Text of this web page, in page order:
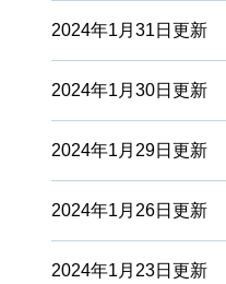
2024年1月31日更新
2024年1月30日更新
2024年1月29日更新
2024年1月26日更新
2024年1月23日更新